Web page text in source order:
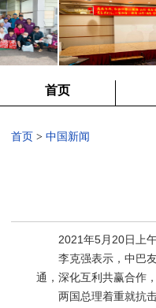
首页
首页 > 中国新闻
2021年5月20日上午
李克强表示，中巴友
通，深化互利共赢合作
两国总理着重就抗击